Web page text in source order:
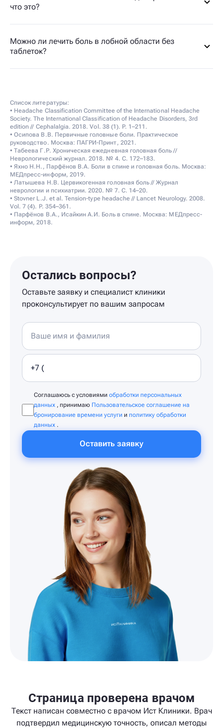
что это?
Можно ли лечить боль в лобной области без
таблеток?
Список литературы:
• Headache Classification Committee of the International Headache
Society. The International Classification of Headache Disorders, 3rd
edition // Cephalalgia. 2018. Vol. 38 (1). P. 1–211.
• Осипова В.В. Первичные головные боли. Практическое
руководство. Москва: ПАГРИ-Принт, 2021.
• Табеева Г.Р. Хроническая ежедневная головная боль //
Неврологический журнал. 2018. № 4. С. 172–183.
• Яхно Н.Н., Парфёнов В.А. Боли в спине и головная боль. Москва:
МЕДпресс-информ, 2019.
• Латышева Н.В. Цервикогенная головная боль // Журнал
неврологии и психиатрии. 2020. № 7. С. 14–20.
• Stovner L.J. et al. Tension-type headache // Lancet Neurology. 2008.
Vol. 7 (4). P. 354–361.
• Парфёнов В.А., Исайкин А.И. Боль в спине. Москва: МЕДпресс-
информ, 2018.
Остались вопросы?
Оставьте заявку и специалист клиники
проконсультирует по вашим запросам
Соглашаюсь с условиями обработки персональных
данных , принимаю Пользовательское соглашение на
бронирование времени услуги и политику обработки
данных .
Оставить заявку
Страница проверена врачом
Текст написан совместно с врачом Ист Клиники. Врач
подтвердил медицинскую точность, описал методы